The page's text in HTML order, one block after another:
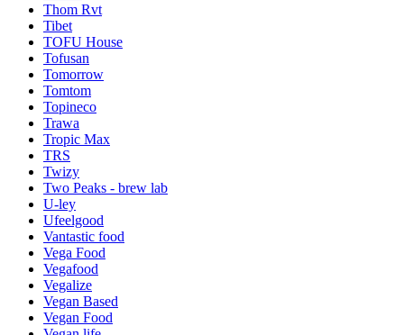
Thom Rvt
Tibet
TOFU House
Tofusan
Tomorrow
Tomtom
Topineco
Trawa
Tropic Max
TRS
Twizy
Two Peaks - brew lab
U-ley
Ufeelgood
Vantastic food
Vega Food
Vegafood
Vegalize
Vegan Based
Vegan Food